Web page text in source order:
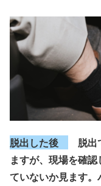
脱出した後
脱出
ますが、現場を確
ていないか見ます